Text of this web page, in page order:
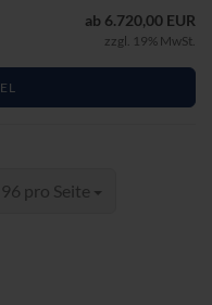
ab 6.720,00 EUR
zzgl. 19% MwSt.
96 pro Seite
pro Seite